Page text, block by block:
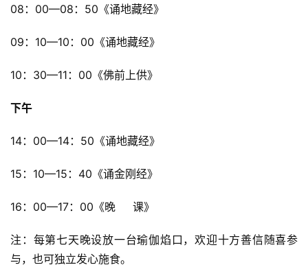
08：00—08：50《诵地藏经》
09：10—10：00《诵地藏经》
10：30—11：00《佛前上供》
下午
14：00—14：50《诵地藏经》
15：10—15：40《诵金刚经》
16：00—17：00《晚 课》
注：每第七天晚设放一台瑜伽焰口，欢迎十方善信随喜参
与，也可独立发心施食。